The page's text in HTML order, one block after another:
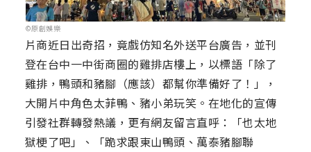
©原創娛樂
片商近日出奇招，竟戲仿知名外送平台廣告，並刊
登在台中一中街商圈的雞排店樓上，以標語「除了
雞排，鴨頭和豬腳（應該）都幫你準備好了！」，
大開片中角色太菲鴨、豬小弟玩笑。在地化的宣傳
引發社群轉發熱議，更有網友留言直呼：「也太地
獄梗了吧」、「跪求跟東山鴨頭、萬泰豬腳聯